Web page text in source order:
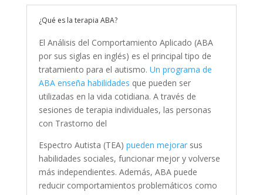
¿Qué es la terapia ABA?
El Análisis del Comportamiento Aplicado (ABA
por sus siglas en inglés) es el principal tipo de
tratamiento para el autismo. Un programa de
ABA enseña habilidades que pueden ser
utilizadas en la vida cotidiana. A través de
sesiones de terapia individuales, las personas
con Trastorno del
Espectro Autista (TEA) pueden mejorarsus
habilidades sociales, funcionar mejor y volverse
más independientes. Además, ABA puede
reducir comportamientos problemáticos como